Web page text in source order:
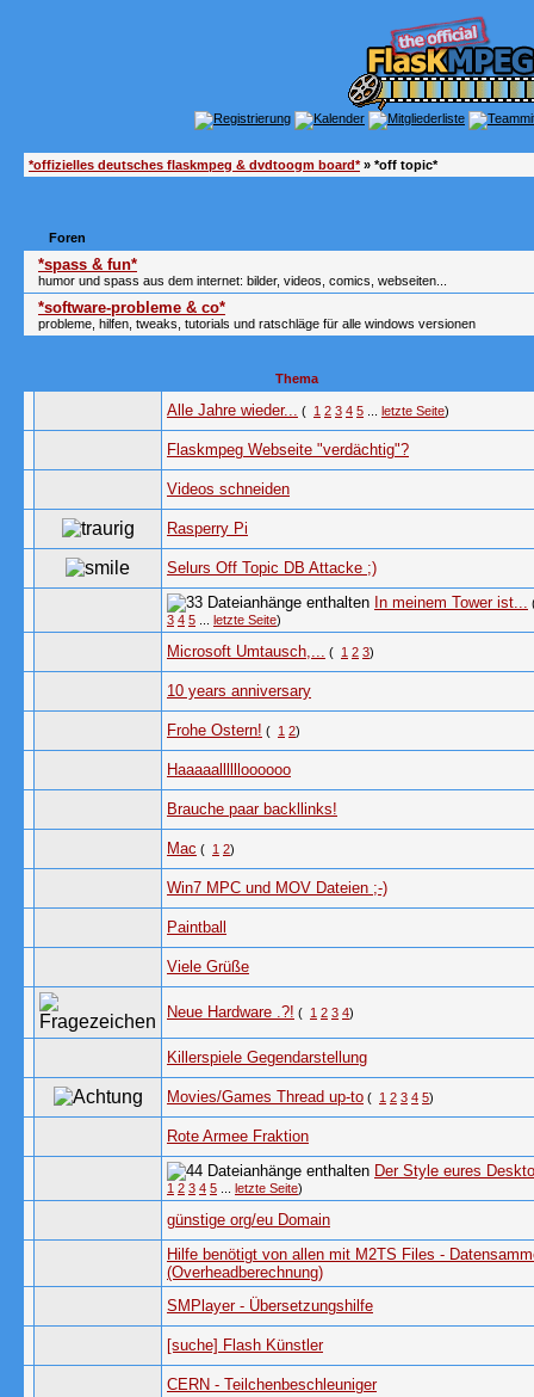
*offizielles deutsches flaskmpeg & dvdtoogm board*» *off topic*
Foren
*spass & fun*
humor und spass aus dem internet: bilder, videos, comics, webseiten...
*software-probleme & co*
probleme, hilfen, tweaks, tutorials und ratschläge für alle windows versionen
Thema
Alle Jahre wieder... ( 1 2 3 4 5 letzte Seite)
Flaskmpeg Webseite "verdächtig"?
Videos schneiden
Rasperry Pi
Selurs Off Topic DB Attacke ;)
In meinem Tower ist...
3 4 5 letzte Seite)
Microsoft Umtausch,... ( 1 2 3)
10 years anniversary
Frohe Ostern! ( 1 2)
Haaaaalllllloooooo
Brauche paar backllinks!
Mac ( 1 2)
Win7 MPC und MOV Dateien ;-)
Paintball
Viele Grüße
Neue Hardware .?! ( 1 2 3 4)
Killerspiele Gegendarstellung
Movies/Games Thread up-to ( 1 2 3 4 5)
Rote Armee Fraktion
Der Style eures
1 2 3 4 5 letzte Seite)
günstige org/eu Domain
Hilfe benötigt von allen mit M2TS Files -
(Overheadberechnung)
SMPlayer - Übersetzungshilfe
[suche] Flash Künstler
CERN - Teilchenbeschleuniger